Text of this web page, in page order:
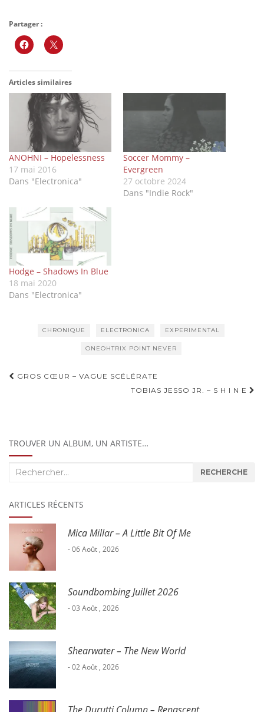
Partager :
Articles similaires
ANOHNI – Hopelessness
17 mai 2016
Dans "Electronica"
Soccer Mommy –
Evergreen
27 octobre 2024
Dans "Indie Rock"
Hodge – Shadows In Blue
18 mai 2020
Dans "Electronica"
CHRONIQUE ELECTRONICA EXPERIMENTAL
ONEOHTRIX POINT NEVER
Navigation
GROS CŒUR – VAGUE SCÉLÉRATE
TOBIAS JESSO JR. – S H I N E
TROUVER UN ALBUM, UN ARTISTE…
Recherche
RECHERCHE
ARTICLES RÉCENTS
Mica Millar – A Little Bit Of Me
- 06 Août , 2026
Soundbombing Juillet 2026
- 03 Août , 2026
Shearwater – The New World
- 02 Août , 2026